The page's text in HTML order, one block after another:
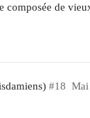
composée de
Mai
#18